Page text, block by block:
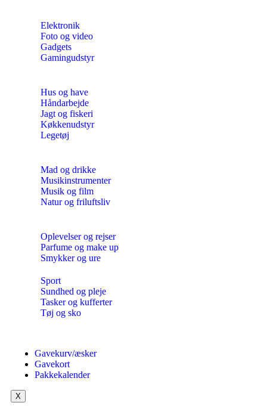
Elektronik
Foto og video
Gadgets
Gamingudstyr
Hus og have
Håndarbejde
Jagt og fiskeri
Køkkenudstyr
Legetøj
Mad og drikke
Musikinstrumenter
Musik og film
Natur og friluftsliv
Oplevelser og rejser
Parfume og make up
Smykker og ure
Sport
Sundhed og pleje
Tasker og kufferter
Tøj og sko
Gavekurv/æsker
Gavekort
Pakkekalender
X